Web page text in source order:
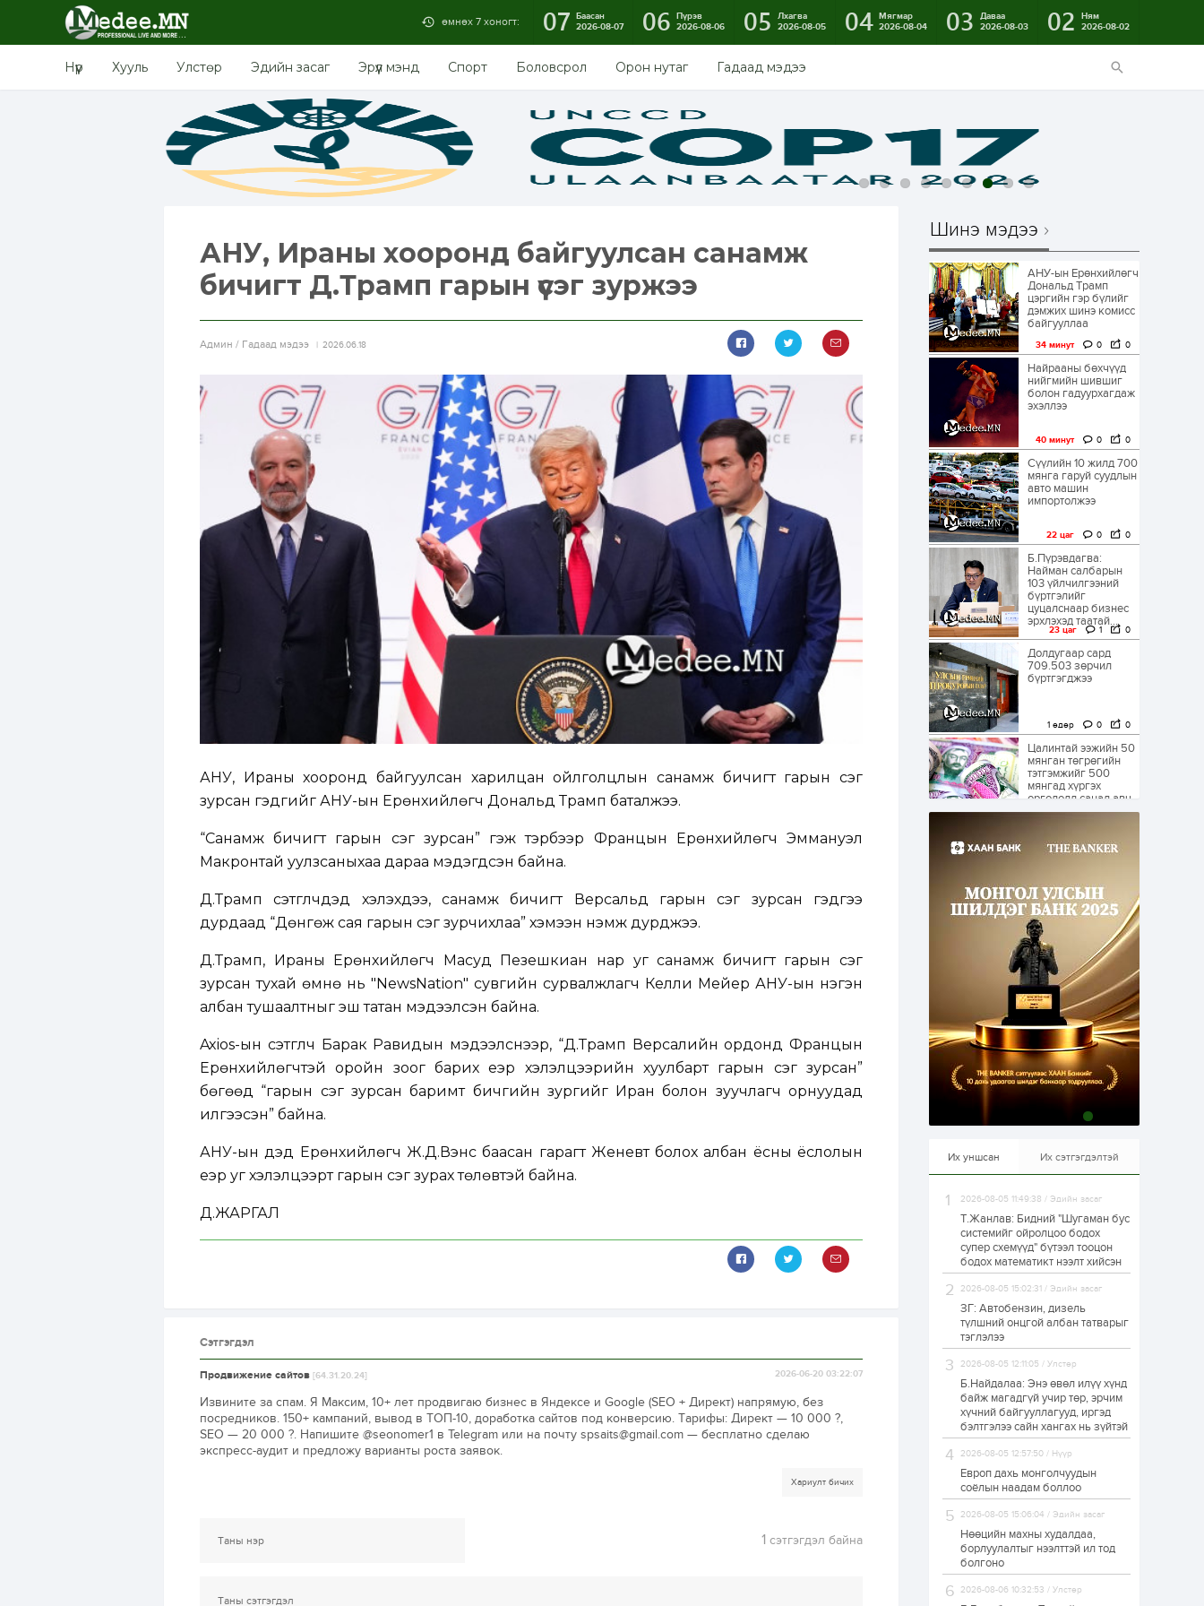
өмнөх 7 хоногт: 07 Баасан
2026-08-07
06 Пүрэв
2026-08-06
05
Лхагва
2026-08-05
04 Мягмар
2026-08-04
03
Даваа
2026-08-03
02
Ням
2026-08-02
Нүүр Хууль Улстөр Эдийн засаг Эрүүл мэнд Спорт Боловсрол Орон нутаг Гадаад мэдээ
АНУ, Ираны хооронд байгуулсан санамж
бичигт Д.Трамп гарын үсэг зуржээ
Aдмин / Гадаад мэдээ 2026.06.18
АНУ, Ираны хооронд байгуулсан харилцан ойлголцлын санамж бичигт гарын үсэг
зурсан гэдгийг АНУ-ын Ерөнхийлөгч Дональд Трамп баталжээ.
“Санамж бичигт гарын үсэг зурсан” гэж тэрбээр Францын Ерөнхийлөгч Эммануэл
Макронтай уулзсаныхаа дараа мэдэгдсэн байна.
Д.Трамп сэтгүүлчдэд хэлэхдээ, санамж бичигт Версальд гарын үсэг зурсан гэдгээ
дурдаад “Дөнгөж сая гарын үсэг зурчихлаа” хэмээн нэмж дурджээ.
Д.Трамп, Ираны Ерөнхийлөгч Масуд Пезешкиан нар уг санамж бичигт гарын үсэг
зурсан тухай өмнө нь "NewsNation" сувгийн сурвалжлагч Келли Мейер АНУ-ын нэгэн
албан тушаалтныг эш татан мэдээлсэн байна.
Axios-ын сэтгүүлч Барак Равидын мэдээлснээр, “Д.Трамп Версалийн ордонд Францын
Ерөнхийлөгчтэй оройн зоог барих үеэр хэлэлцээрийн хуулбарт гарын үсэг зурсан”
бөгөөд “гарын үсэг зурсан баримт бичгийн зургийг Иран болон зуучлагч орнуудад
илгээсэн” байна.
АНУ-ын дэд Ерөнхийлөгч Ж.Д.Вэнс баасан гарагт Женевт болох албан ёсны ёслолын
үеэр уг хэлэлцээрт гарын үсэг зурах төлөвтэй байна.
Д.ЖАРГАЛ
Сэтгэгдэл
Продвижение сайтов [64.31.20.24] 2026-06-20 03:22:07
Извините за спам. Я Максим, 10+ лет продвигаю бизнес в Яндексе и Google (SEO + Директ) напрямую, без
посредников. 150+ кампаний, вывод в ТОП-10, доработка сайтов под конверсию. Тарифы: Директ — 10 000 ?,
SEO — 20 000 ?. Напишите @seonomer1 в Telegram или на почту spsaits@gmail.com — бесплатно сделаю
экспресс-аудит и предложу варианты роста заявок.
Хариулт бичих
1 сэтгэгдэл байна
Шинэ мэдээ
АНУ-ын Ерөнхийлөгч
Дональд Трамп
цэргийн гэр бүлийг
дэмжих шинэ комисс
байгууллаа
34 минут 0 0
Найрааны бөхчүүд
нийгмийн шившиг
болон гадуурхагдаж
эхэллээ
40 минут 0 0
Сүүлийн 10 жилд 700
мянга гаруй суудлын
авто машин
импортолжээ
22 цаг 0 0
Б.Пүрэвдагва:
Найман салбарын
103 үйлчилгээний
бүртгэлийг
цуцалснаар бизнес
эрхлэхэд таатай...
23 цаг 1 0
Долдугаар сард
709.503 зөрчил
бүртгэгджээ
1 өдөр 0 0
Цалинтай ээжийн 50
мянган төгрөгийн
тэтгэмжийг 500
мянгад хүргэх
өргөдөлд санал авч
эхэлжээ
Б.Түмэн-Өлзий: Олон
улсад хуримтлуулсан
орныхоо хөгжилд
зориулна
1 өдөр 0 0
Алтны үнэ дөрвөн
улирал дараалан
өсөж байна
1 өдөр 0 0
Худалдагч
Н.Амарзаяа:
Дэлгүүрийн 32
хуудастай өрийн
дэвтэр долоо хоногт
л дүүрдэг
Б.Хулан дэлхийн
1 өдөр 0
Р.Даваадорж: Энэ
намрын экспортын
орлого Монголд
боломж олгож болох
юм
1 өдөр 0
Автомашины улсын
дугаар сондгой
авна
1 өдөр 0 0
Н.Номтойбаяр:
Аймгуудад
тулгамдаж буй
асуудлуудыг долоо
газрын...
1 өдөр
УИХ-ын дарга
С.Бямбацогт төрийг
төлөөлөн Сутай
хайрхны тэнгэрийг
тахилгад оролцлоо
Их уншсан Их сэтгэгдэлтэй
2026-08-05 11:49:38 / Эдийн засаг
Т.Жанлав: Бидний "Шугаман бус
системийг ойролцоо бодох
супер схемүүд" бүтээл тооцон
бодох математикт нээлт хийсэн
2026-08-05 15:02:31 / Эдийн засаг
ЗГ: Автобензин, дизель
түлшний онцгой албан татварыг
тэглэлээ
2026-08-05 12:11:05 / Улстөр
Б.Найдалаа: Энэ өвөл илүү хүнд
байж магадгүй учир төр, эрчим
хүчний байгууллагууд, иргэд
бэлтгэлээ сайн хангах нь зүйтэй
2026-08-05 12:57:50 / Нүүр
Европ дахь монголчуудын
соёлын наадам боллоо
2026-08-05 15:06:04 / Эдийн засаг
Нөөцийн махны худалдаа,
борлуулалтыг нээлттэй ил тод
болгоно
2026-08-06 10:32:53 / Улстөр